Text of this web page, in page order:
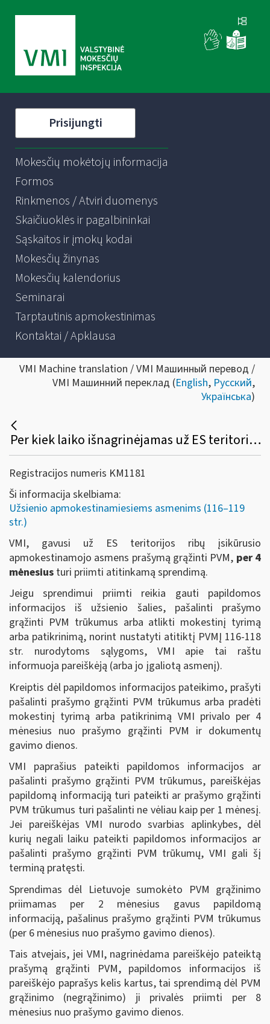
Prisijungti
Mokesčių mokėtojų informacija
Formos
Rinkmenos / Atviri duomenys
Skaičiuoklės ir pagalbininkai
Sąskaitos ir įmokų kodai
Mokesčių žinynas
Mokesčių kalendorius
Seminarai
Tarptautinis apmokestinimas
Kontaktai / Apklausa
VMI Machine translation / VMI Машинный перевод /
VMI Машинний переклад (English, Русский,
Українська)
Per kiek laiko išnagrinėjamas už ES teritorijos ribų įsikūrusio apmokestinamojo asmens prašymas dėl PVM grąžinimo?
Registracijos numeris KM1181
Ši informacija skelbiama:
Užsienio apmokestinamiesiems asmenims (116–119
str.)
VMI, gavusi už ES teritorijos ribų įsikūrusio
apmokestinamojo asmens prašymą grąžinti PVM, per 4
mėnesius turi priimti atitinkamą sprendimą.
Jeigu sprendimui priimti reikia gauti papildomos
informacijos iš užsienio šalies, pašalinti prašymo
grąžinti PVM trūkumus arba atlikti mokestinį tyrimą
arba patikrinimą, norint nustatyti atitiktį PVMĮ 116-118
str. nurodytoms sąlygoms, VMI apie tai raštu
informuoja pareiškėją (arba jo įgaliotą asmenį).
Kreiptis dėl papildomos informacijos pateikimo, prašyti
pašalinti prašymo grąžinti PVM trūkumus arba pradėti
mokestinį tyrimą arba patikrinimą VMI privalo per 4
mėnesius nuo prašymo grąžinti PVM ir dokumentų
gavimo dienos.
VMI paprašius pateikti papildomos informacijos ar
pašalinti prašymo grąžinti PVM trūkumus, pareiškėjas
papildomą informaciją turi pateikti ar prašymo grąžinti
PVM trūkumus turi pašalinti ne vėliau kaip per 1 mėnesį.
Jei pareiškėjas VMI nurodo svarbias aplinkybes, dėl
kurių negali laiku pateikti papildomos informacijos ar
pašalinti prašymo grąžinti PVM trūkumų, VMI gali šį
terminą pratęsti.
Sprendimas dėl Lietuvoje sumokėto PVM grąžinimo
priimamas per 2 mėnesius gavus papildomą
informaciją, pašalinus prašymo grąžinti PVM trūkumus
(per 6 mėnesius nuo prašymo gavimo dienos).
Tais atvejais, jei VMI, nagrinėdama pareiškėjo pateiktą
prašymą grąžinti PVM, papildomos informacijos iš
pareiškėjo paprašys kelis kartus, tai sprendimą dėl PVM
grąžinimo (negrąžinimo) ji privalės priimti per 8
mėnesius nuo prašymo gavimo dienos.